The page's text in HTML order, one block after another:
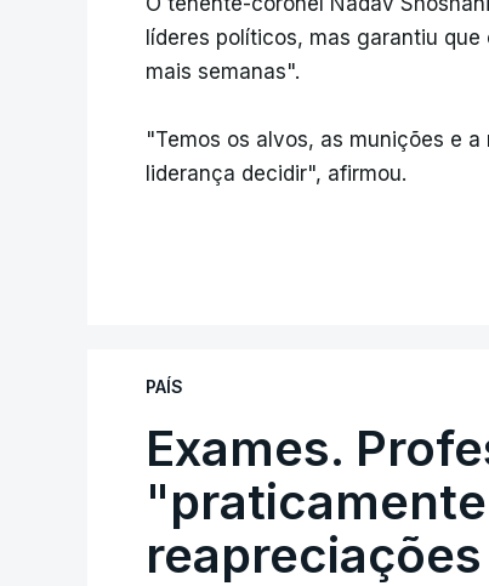
líderes políticos, mas garantiu
mais semanas".
"Temos os alvos, as munições e
liderança decidir", afirmou.
PAÍS
Exames.